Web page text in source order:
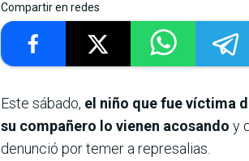
Compartir en redes
Este sábado, el niño que fue víctima
su compañero lo vienen acosando y
denunció por temer a represalias.